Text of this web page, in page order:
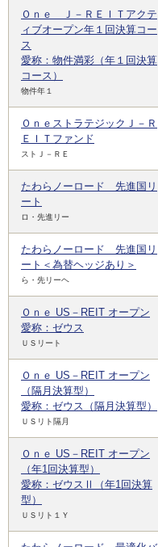
Ｏｎｅ Ｊ－ＲＥＩＴアクテ
ィブオープン年１回決算コー
ス
愛称：物件満彩（年１回決算
コース）
物件年１
ＯｎｅストラテジックＪ－Ｒ
ＥＩＴファンド
ストＪ－ＲＥ
たわらノーロード 先進国リ
ート
ロ・先進リー
たわらノーロード 先進国リ
ート＜為替ヘッジあり＞
ら・先リーヘ
Ｏｎｅ US－REIT オープン
愛称：ゼウス
ＵＳリート
Ｏｎｅ US－REIT オープン
（隔月決算型）
愛称：ゼウス（隔月決算型）
ＵＳリト隔月
Ｏｎｅ US－REIT オープン
（年1回決算型）
愛称：ゼウスⅡ（年1回決算
型）
ＵＳリト１Ｙ